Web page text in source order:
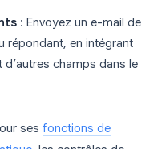
: Envoyez un e-mail de
répondant, en intégrant
champs dans le
ses fonctions de